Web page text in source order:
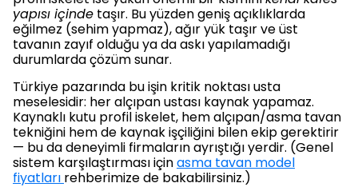
yapısı içinde taşır. Bu yüzden geniş açıklıklarda
eğilmez (sehim yapmaz), ağır yük taşır ve üst
tavanın zayıf olduğu ya da askı yapılamadığı
durumlarda çözüm sunar.
Türkiye pazarında bu işin kritik noktası usta
meselesidir: her alçıpan ustası kaynak yapamaz.
Kaynaklı kutu profil iskelet, hem alçıpan/asma tavan
tekniğini hem de kaynak işçiliğini bilen ekip gerektirir
— bu da deneyimli firmaların ayrıştığı yerdir. (Genel
sistem karşılaştırması içinasma tavan model
fiyatları rehberimize de bakabilirsiniz.)